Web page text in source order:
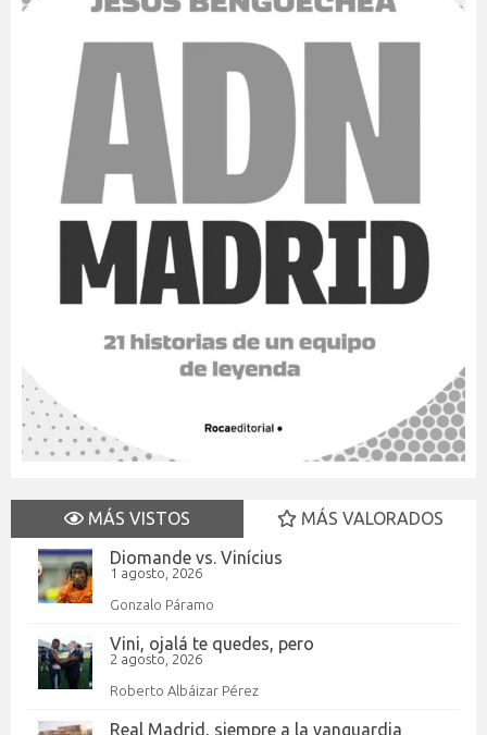
MÁS VISTOS
MÁS VALORADOS
Diomande vs. Vinícius
1 agosto, 2026
Gonzalo Páramo
Vini, ojalá te quedes, pero
2 agosto, 2026
Roberto Albáizar Pérez
Real Madrid, siempre a la vanguardia